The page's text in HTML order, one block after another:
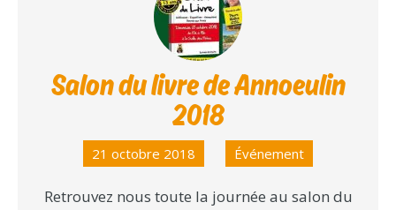
Salon du livre de Annoeulin
2018
21 octobre 2018 Événement
Retrouvez nous toute la journée au salon du